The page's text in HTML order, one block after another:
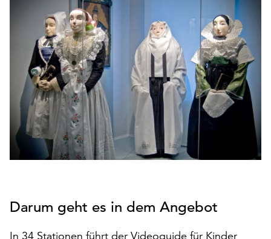
Betrieb
Seite
notwendig
sind
(funktionale
Cookies),
sowie
solche,
die
lediglich
Statistikzwecken
werden.
Darum geht es in dem Angebot
In 34 Stationen führt der Videoguide für Kinder